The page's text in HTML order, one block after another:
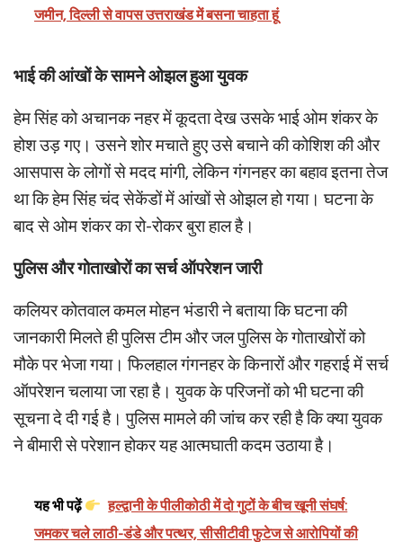
जमीन, दिल्ली से वापस उत्तराखंड में बसना चाहता हूं
भाई की आंखों के सामने ओझल हुआ युवक
हेम सिंह को अचानक नहर में कूदता देख उसके भाई ओम शंकर के
होश उड़ गए। उसने शोर मचाते हुए उसे बचाने की कोशिश की और
आसपास के लोगों से मदद मांगी, लेकिन गंगनहर का बहाव इतना तेज
था कि हेम सिंह चंद सेकेंडों में आंखों से ओझल हो गया। घटना के
बाद से ओम शंकर का रो-रोकर बुरा हाल है।
पुलिस और गोताखोरों का सर्च ऑपरेशन जारी
कलियर कोतवाल कमल मोहन भंडारी ने बताया कि घटना की
जानकारी मिलते ही पुलिस टीम और जल पुलिस के गोताखोरों को
मौके पर भेजा गया। फिलहाल गंगनहर के किनारों और गहराई में सर्च
ऑपरेशन चलाया जा रहा है। युवक के परिजनों को भी घटना की
सूचना दे दी गई है। पुलिस मामले की जांच कर रही है कि क्या युवक
ने बीमारी से परेशान होकर यह आत्मघाती कदम उठाया है।
यह भी पढ़ें
हल्द्वानी के पीलीकोठी में दो गुटों के बीच खूनी संघर्ष:
जमकर चले लाठी-डंडे और पत्थर, सीसीटीवी फुटेज से आरोपियों की